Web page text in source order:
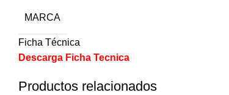
MARCA
Ficha Técnica
Descarga Ficha Tecnica
Productos relacionados